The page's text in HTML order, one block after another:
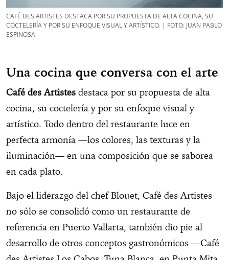
CAFÉ DES ARTISTES DESTACA POR SU PROPUESTA DE ALTA COCINA, SU
COCTELERÍA Y POR SU ENFOQUE VISUAL Y ARTÍSTICO. | FOTO: JUAN PABLO
ESPINOSA
Una cocina que conversa con el arte
Café des Artistes destaca por su propuesta de alta
cocina, su coctelería y por su enfoque visual y
artístico. Todo dentro del restaurante luce en
perfecta armonía —los colores, las texturas y la
iluminación— en una composición que se saborea
en cada plato.
Bajo el liderazgo del chef Blouet, Café des Artistes
no sólo se consolidó como un restaurante de
referencia en Puerto Vallarta, también dio pie al
desarrollo de otros conceptos gastronómicos —Café